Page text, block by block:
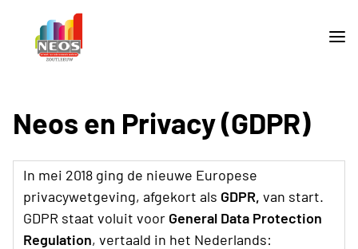
Neos en Privacy (GDPR)
In mei 2018 ging de nieuwe Europese
privacywetgeving, afgekort als GDPR, van start.
GDPR staat voluit voor General Data Protection
Regulation, vertaald in het Nederlands: